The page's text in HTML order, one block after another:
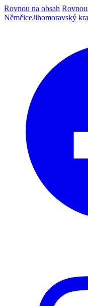
Rovnou na obsah
NěmčiceJihomoravský